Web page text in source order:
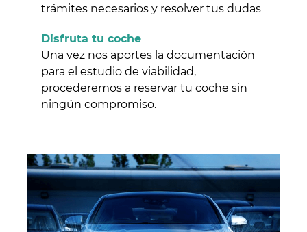
trámites necesarios y resolver tus dudas
Disfruta tu coche
Una vez nos aportes la documentación
para el estudio de viabilidad,
procederemos a reservar tu coche sin
ningún compromiso.